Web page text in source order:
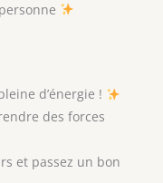
d’énergie !
des forces
et passez un bon